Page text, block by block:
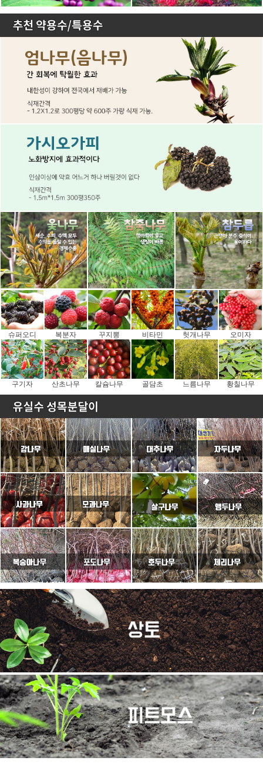
슈퍼오디 복분자 꾸지뽕 비타민 헛개나무 오미자
구기자 산초나무 칼슘나무 골담초 느름나무 황칠나무